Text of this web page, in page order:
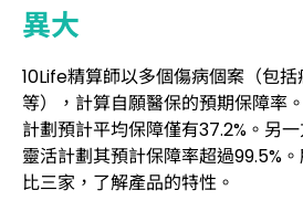
異大
10Life精算師以多個傷病個案（包
等），計算自願醫保的預期保障率
計劃預計平均保障僅有37.2%。另
靈活計劃其預計保障率超過99.5%
比三家，了解產品的特性。